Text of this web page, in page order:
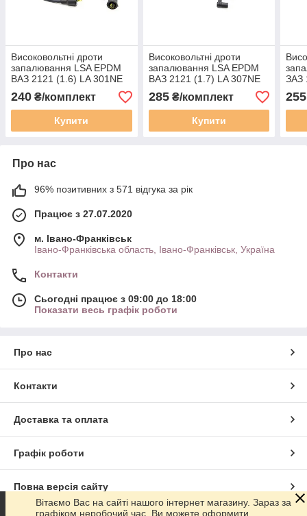
Високовольтні дроти
запалювання LSA EPDM
ВАЗ 2121 (1.6) LA 301NE
240 ₴/комплект
Купити
Високовольтні дроти
запалювання LSA EPDM
ВАЗ 2121 (1.7) LA 307NE
285₴/комплект
Купити
ЗАЗ
255
Про нас
96% позитивних з 571 відгука за рік
Працює з 27.07.2020
м. Івано-Франківськ
Івано-Франківська область, Івано-Франківськ, Україна
Контакти
Сьогодні працює з 09:00 до 18:00
Показати весь графік роботи
Про нас
Контакти
Доставка та оплата
Графік роботи
Повна версія сайту
Вітаємо Вас на сайті нашого інтернет магазину. Зараз за
графіком неробочий час. Ви можете оформити